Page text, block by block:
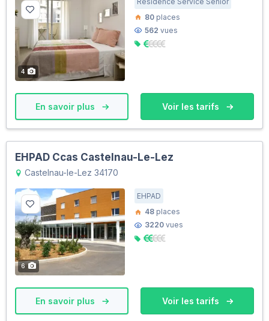
4
80 places
562 vues
En savoir plus Voir les tarifs
EHPAD Ccas Castelnau-Le-Lez
Castelnau-le-Lez 34170
6
EHPAD
48 places
3220 vues
En savoir plus Voir les tarifs